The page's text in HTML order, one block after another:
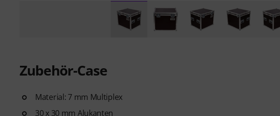
Zubehör-Case
Material: 7 mm Multiplex
30 x 30 mm Alukanten